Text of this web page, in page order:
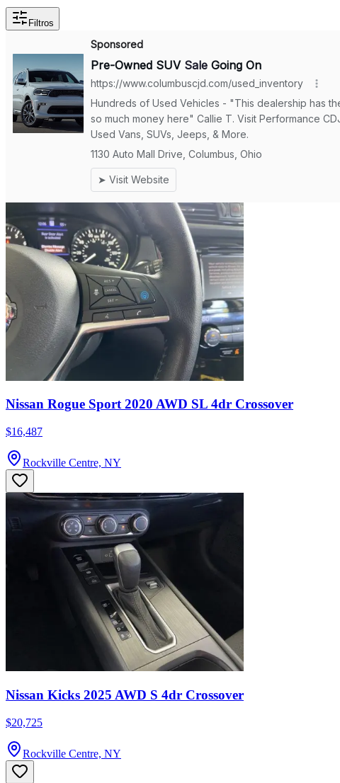
Filtros
Nissan Rogue Sport 2020 AWD SL 4dr Crossover
$16,487
Rockville Centre, NY
Nissan Kicks 2025 AWD S 4dr Crossover
$20,725
Rockville Centre, NY